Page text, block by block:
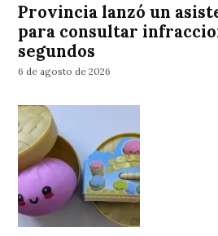
Provincia lanzó un
para consultar
segundos
6 de agosto de 2026